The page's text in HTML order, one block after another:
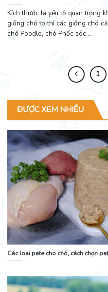
Kích thước là yếu tố quan trọng
giống chó to thì các giống chó
chó Poodle, chó Phốc sóc....
1
ĐƯỢC XEM NHIỀU
Các loại pate cho chó, cách chọn